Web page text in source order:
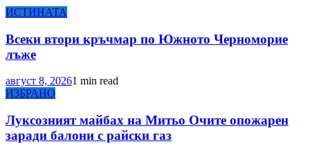
ИСТИНАТА
Всеки втори кръчмар по Южното Черноморие
лъже
август 8, 20261 min read
ИЗБРАНО
Луксозният майбах на Митьо Очите опожарен
заради балони с райски газ